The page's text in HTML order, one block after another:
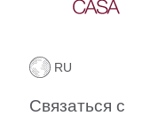
Связаться с